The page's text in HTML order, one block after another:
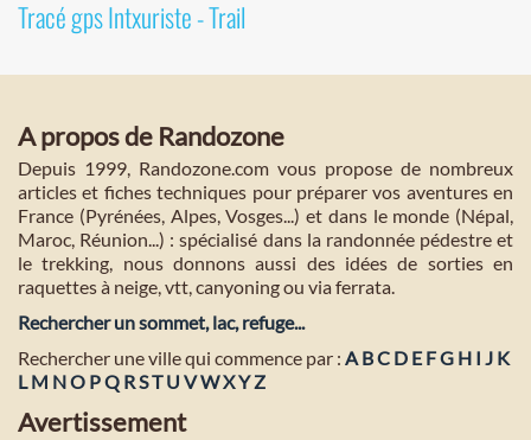
Tracé gps Intxuriste - Trail
A propos de Randozone
Depuis 1999, Randozone.com vous propose de nombreux
articles et fiches techniques pour préparer vos aventures en
France (Pyrénées, Alpes, Vosges...) et dans le monde (Népal,
Maroc, Réunion...) : spécialisé dans la randonnée pédestre et
le trekking, nous donnons aussi des idées de sorties en
raquettes à neige, vtt, canyoning ou via ferrata.
Rechercher un sommet, lac, refuge...
Rechercher une ville qui commence par : A BC D E FG H I J K
L M NO PQ R ST U VWXY Z
Avertissement